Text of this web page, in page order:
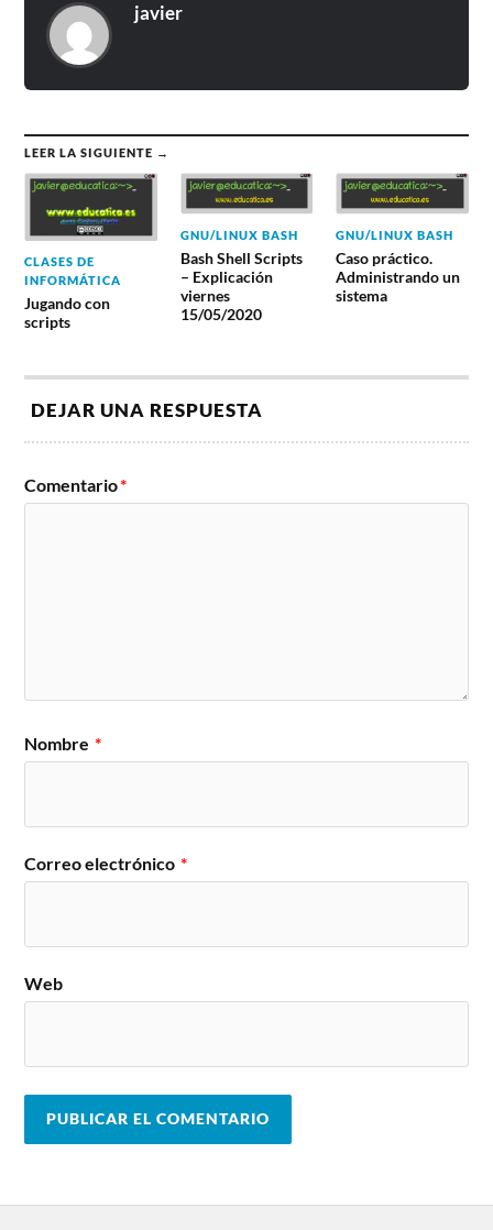
javier
LEER LA SIGUIENTE →
CLASES DE
INFORMÁTICA
Jugando con
scripts
GNU/LINUX BASH
Bash Shell Scripts
– Explicación
viernes
15/05/2020
GNU/LINUX BASH
Caso práctico.
Administrando un
sistema
DEJAR UNA RESPUESTA
Comentario*
Nombre *
Correo electrónico *
Web